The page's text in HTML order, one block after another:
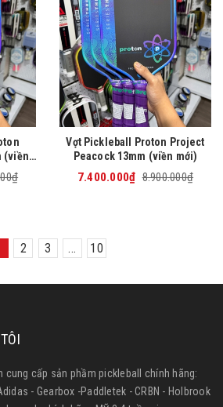
(viền
Vợt Pickleball Proton Project
Peacock 13mm (viền mới)
7.400.000₫ 8.900.000₫
2 3 ... 10
cung cấp sản phầm pickleball chính hãng:
- Gearbox -Paddletek - CRBN - Holbrook